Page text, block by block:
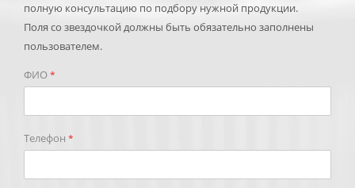
полную консультацию по подбору нужной продукции.
Поля со звездочкой должны быть обязательно заполнены
пользователем.
ФИО*
Телефон *